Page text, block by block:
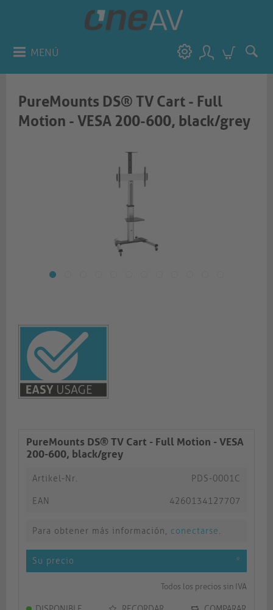
MENÚ
PureMounts DS® TV Cart - Full
Motion - VESA 200-600, black/grey
PureMounts DS® TV Cart - Full Motion - VESA
200-600, black/grey
Artikel-Nr. PDS-0001C
EAN 4260134127707
Para obtener más información, conectarse.
Su precio *
Todos los precios sin IVA